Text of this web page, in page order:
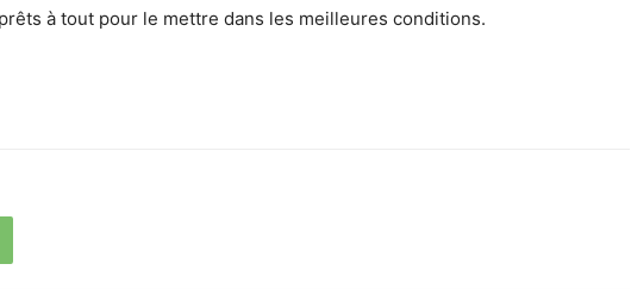
à tout pour le mettre dans les meilleures conditions.